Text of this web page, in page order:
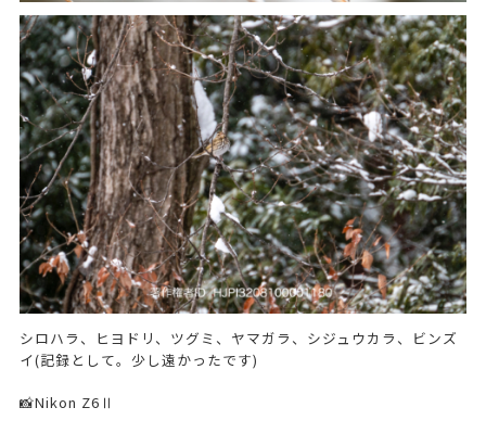
シロハラ、ヒヨドリ、ツグミ、ヤマガラ、シジュウカラ、ビンズ
イ(記録として。少し遠かったです)
📸Nikon Z6Ⅱ